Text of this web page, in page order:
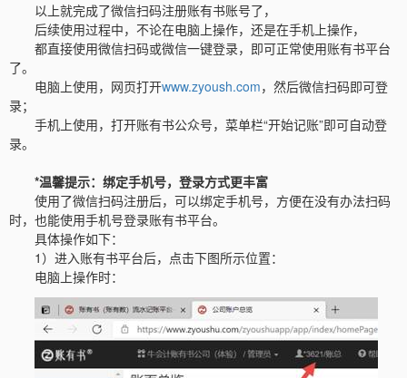
以上就完成了微信扫码注册账有书账号了，
后续使用过程中，不论在电脑上操作，还是在手机上操作，
都直接使用微信扫码或微信一键登录，即可正常使用账有书平台
了。
电脑上使用，网页打开www.zyoush.com，然后微信扫码即可登
录；
手机上使用，打开账有书公众号，菜单栏“开始记账”即可自动登
录。
*温馨提示：绑定手机号，登录方式更丰富
使用了微信扫码注册后，可以绑定手机号，方便在没有办法扫码
时，也能使用手机号登录账有书平台。
具体操作如下：
1）进入账有书平台后，点击下图所示位置：
电脑上操作时：